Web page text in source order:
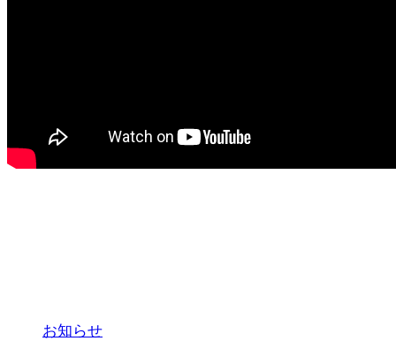
お知らせ